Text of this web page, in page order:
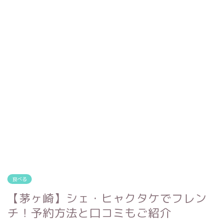
食べる
【茅ヶ崎】シェ・ヒャクタケでフレン
チ！予約方法と口コミもご紹介